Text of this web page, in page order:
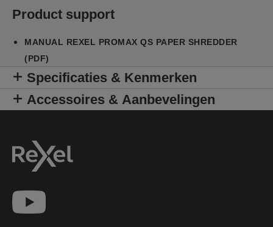
Product support
MANUAL REXEL PROMAX QS PAPER SHREDDER
(PDF)
Specificaties & Kenmerken
Accessoires & Aanbevelingen